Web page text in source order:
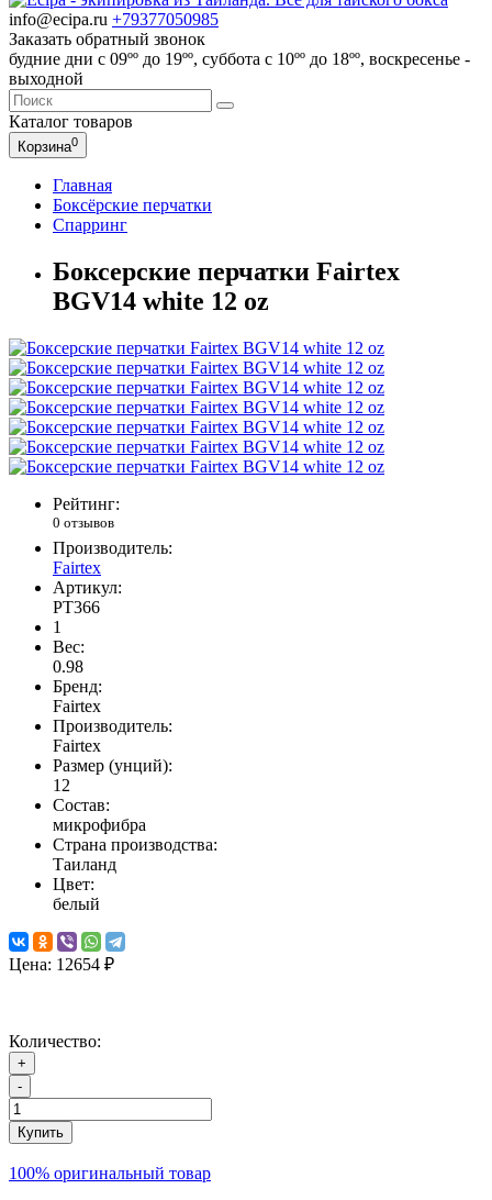
info@ecipa.ru +79377050985
Заказать обратный звонок
будние дни с 09ºº до 19ºº, суббота с 10ºº до 18ºº, воскресенье -
выходной
Каталог товаров
Корзина0
Главная
Боксёрские перчатки
Спарринг
Боксерские перчатки Fairtex
BGV14 white 12 oz
Рейтинг:
0 отзывов
Производитель:
Fairtex
Артикул:
PT366
1
Вес:
0.98
Бренд:
Fairtex
Производитель:
Fairtex
Размер (унций):
12
Состав:
микрофибра
Страна производства:
Таиланд
Цвет:
белый
Цена: 12654 ₽
Количество:
+
-
Купить
100% оригинальный товар